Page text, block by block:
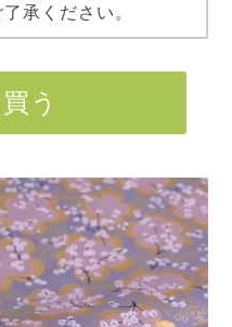
承ください。
う